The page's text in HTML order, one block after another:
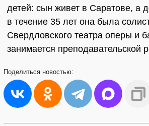
детей: сын живет в Саратове, а
в течение 35 лет она была
Свердловского театра оперы и
занимается преподавательской
Поделиться новостью: